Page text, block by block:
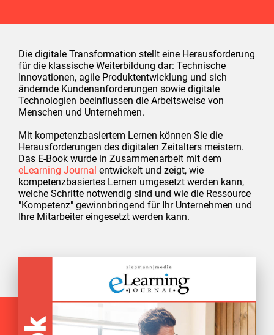
Die digitale Transformation stellt eine Herausforderung
für die klassische Weiterbildung dar: Technische
Innovationen, agile Produktentwicklung und sich
ändernde Kundenanforderungen sowie digitale
Technologien beeinflussen die Arbeitsweise von
Menschen und Unternehmen.
Mit kompetenzbasiertem Lernen können Sie die
Herausforderungen des digitalen Zeitalters meistern.
Das E-Book wurde in Zusammenarbeit mit dem
eLearning Journal entwickelt und zeigt, wie
kompetenzbasiertes Lernen umgesetzt werden kann,
welche Schritte notwendig sind und wie die Ressource
"Kompetenz" gewinnbringend für Ihr Unternehmen und
Ihre Mitarbeiter eingesetzt werden kann.